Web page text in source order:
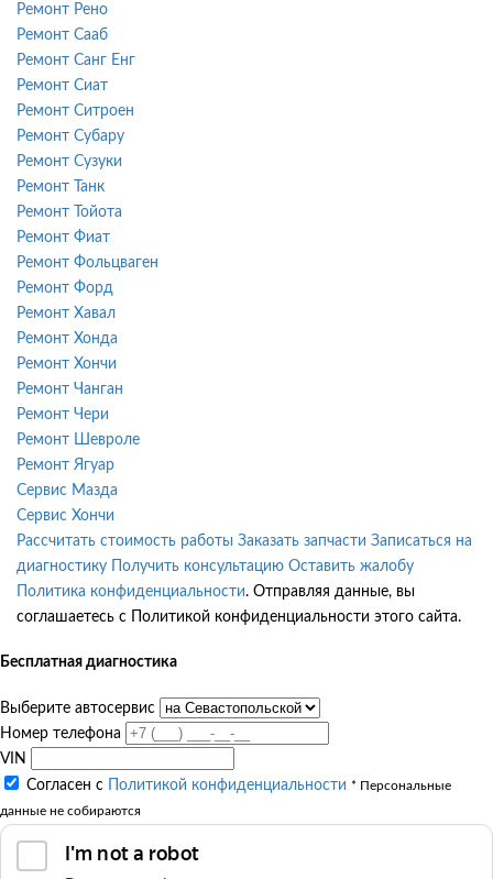
Ремонт Рено
Ремонт Сааб
Ремонт Санг Енг
Ремонт Сиат
Ремонт Ситроен
Ремонт Субару
Ремонт Сузуки
Ремонт Танк
Ремонт Тойота
Ремонт Фиат
Ремонт Фольцваген
Ремонт Форд
Ремонт Хавал
Ремонт Хонда
Ремонт Хончи
Ремонт Чанган
Ремонт Чери
Ремонт Шевроле
Ремонт Ягуар
Сервис Мазда
Сервис Хончи
Рассчитать стоимость работы Заказать запчасти Записаться на
диагностику
Получить консультацию Оставить жалобу
Политика конфиденциальности. Отправляя данные, вы
соглашаетесь с Политикой конфиденциальности этого сайта.
Бесплатная диагностика
Выберите автосервис
Номер телефона
VIN
Согласен с
Политикой конфиденциальности * Персональные
данные не собираются